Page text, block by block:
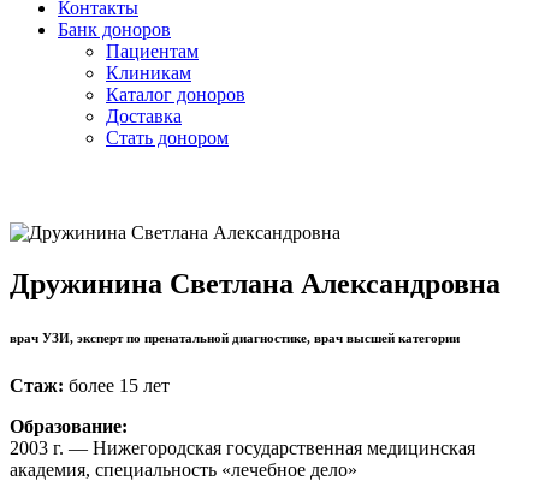
Контакты
Банк доноров
Пациентам
Клиникам
Каталог доноров
Доставка
Стать донором
Дружинина Светлана Александровна
врач УЗИ, эксперт по пренатальной диагностике, врач высшей категории
Стаж: более 15 лет
Образование:
2003 г. — Нижегородская государственная медицинская
академия, специальность «лечебное дело»